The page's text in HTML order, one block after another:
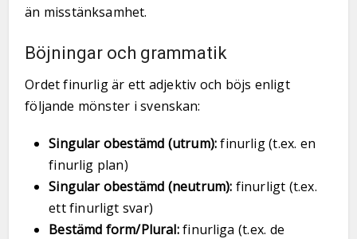
än misstänksamhet.
Böjningar och grammatik
Ordet finurlig är ett adjektiv och böjs enligt
följande mönster i svenskan:
Singular obestämd (utrum):finurlig (t.ex. en
finurlig plan)
Singular obestämd (neutrum): finurligt (t.ex.
ett finurligt svar)
Bestämd form/Plural:finurliga (t.ex. de